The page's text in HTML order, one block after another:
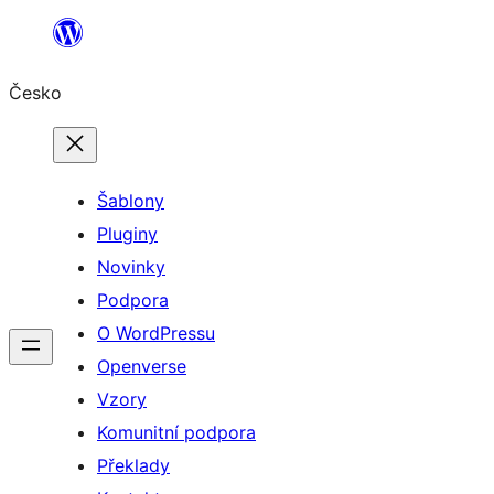
Přeskočit
obsah
Česko
Šablony
Pluginy
Novinky
Podpora
O WordPressu
Openverse
Vzory
Komunitní podpora
Překlady